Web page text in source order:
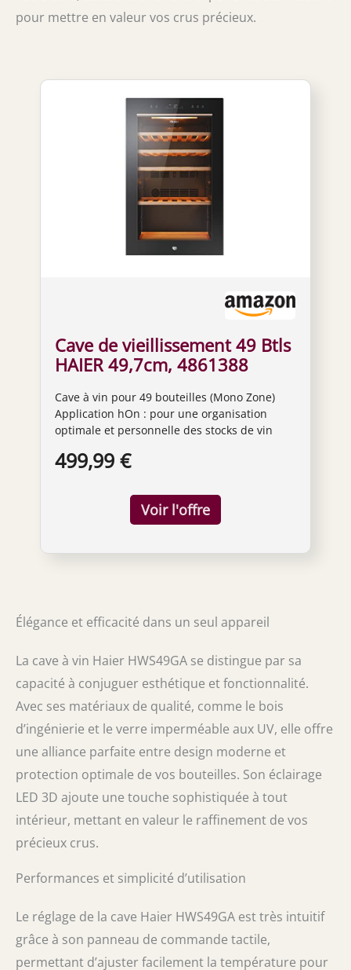
pour mettre en valeur vos crus précieux.
Cave de vieillissement 49 Btls
HAIER 49,7cm, 4861388
Cave à vin pour 49 bouteilles (Mono Zone)
Application hOn : pour une organisation
optimale et personnelle des stocks de vin
pour un réglage uniforme et précis de la
optimale entre 50 à 70 % Porte en verre
imperméable aux UV pour une protection
optimale Système d'éclairage intelligent LED
499,99 €
Élégance et efficacité dans un seul appareil
La cave à vin Haier HWS49GA se distingue par sa
capacité à conjuguer esthétique et fonctionnalité.
Avec ses matériaux de qualité, comme le bois
d’ingénierie et le verre imperméable aux UV, elle offre
une alliance parfaite entre design moderne et
protection optimale de vos bouteilles. Son éclairage
LED 3D ajoute une touche sophistiquée à tout
intérieur, mettant en valeur le raffinement de vos
précieux crus.
Performances et simplicité d’utilisation
Le réglage de la cave Haier HWS49GA est très intuitif
grâce à son panneau de commande tactile,
permettant d’ajuster facilement la température pour